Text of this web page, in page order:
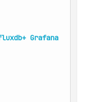
Grafana